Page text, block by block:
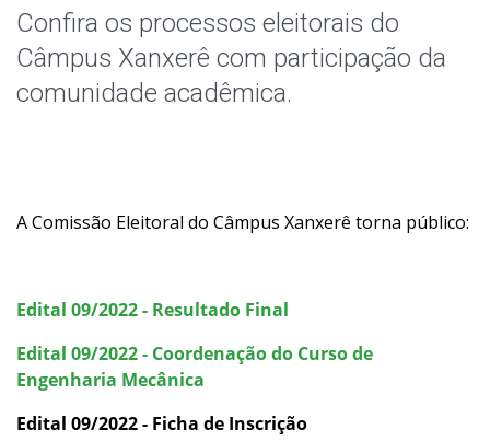
Horário dos Professores
Assistência Estudantil
Bibliotecas
Confira os processos eleitorais do
Câmpus Xanxerê com participação da
comunidade acadêmica.
A Comissão Eleitoral do Câmpus Xanxerê torna público:
Edital 09/2022 - Resultado Final
Edital 09/2022 - Coordenação do Curso de
Engenharia Mecânica
Edital 09/2022 - Ficha de Inscrição